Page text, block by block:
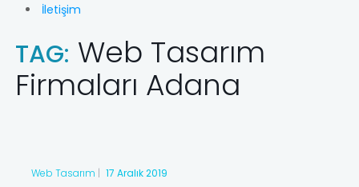
İletişim
TAG: Web Tasarım
Firmaları Adana
Web Tasarım | 17 Aralık 2019